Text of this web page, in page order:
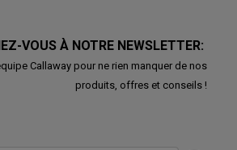
VOUS À NOTRE NEWSLETTER:
Callaway pour ne rien manquer de nos
produits, offres et conseils !